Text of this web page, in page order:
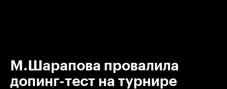
М.Шарапова провалила
допинг-тест на турнире